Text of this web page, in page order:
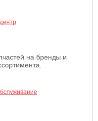
на бренды и